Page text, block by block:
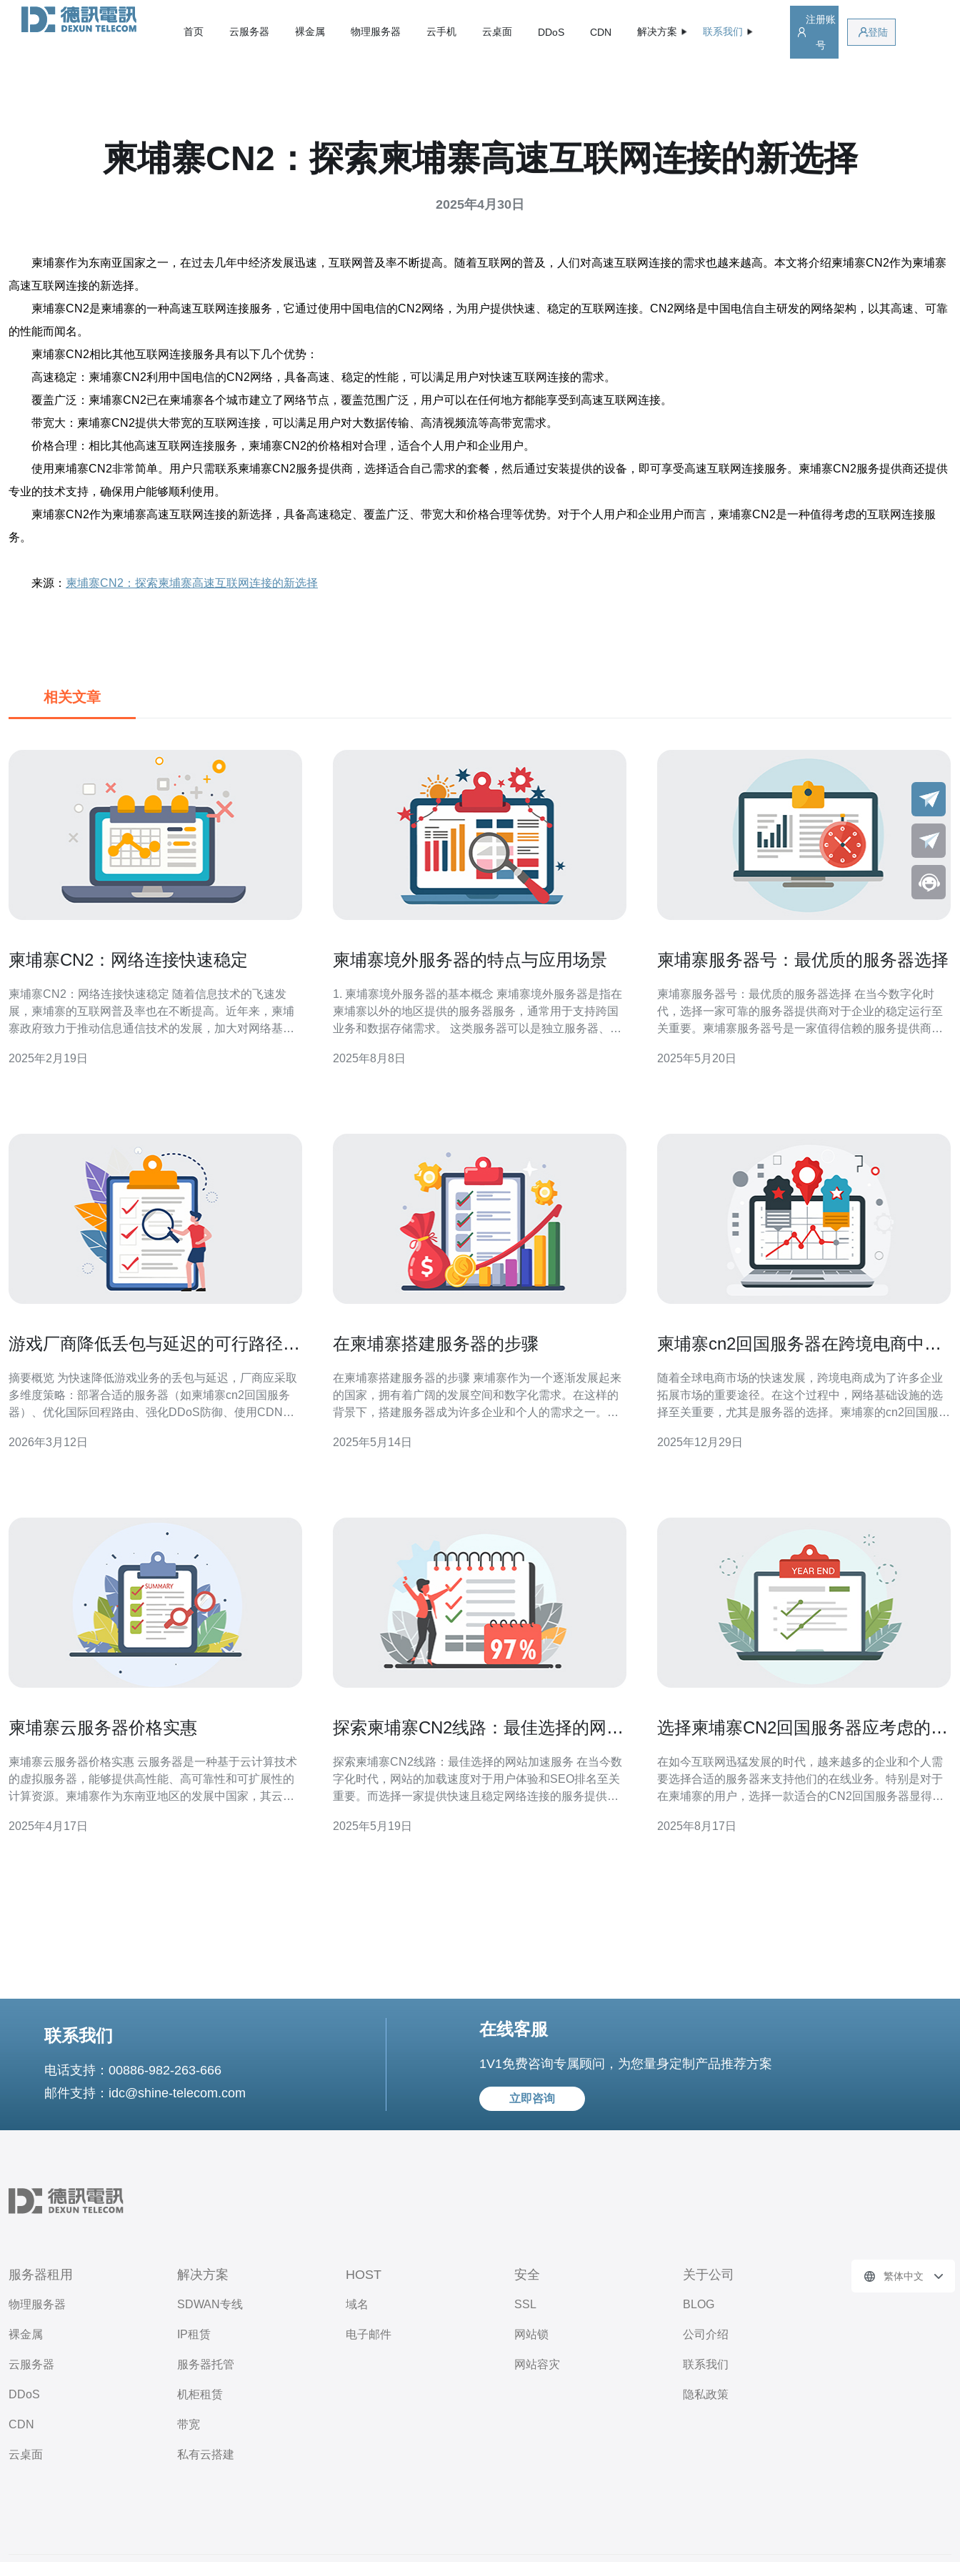
首页 云服务器 裸金属 物理服务器 云手机 云桌面 DDoS CDN 解决方案 联系我们
注册账
号
登陆
柬埔寨CN2：探索柬埔寨高速互联网连接的新选择
2025年4月30日
柬埔寨作为东南亚国家之一，在过去几年中经济发展迅速，互联网普及率不断提高。随着互联网的普及，人们对高速互联网连接的需求也越来越高。本文将介绍柬埔寨CN2作为柬埔寨
高速互联网连接的新选择。
柬埔寨CN2是柬埔寨的一种高速互联网连接服务，它通过使用中国电信的CN2网络，为用户提供快速、稳定的互联网连接。CN2网络是中国电信自主研发的网络架构，以其高速、可靠
的性能而闻名。
柬埔寨CN2相比其他互联网连接服务具有以下几个优势：
高速稳定：柬埔寨CN2利用中国电信的CN2网络，具备高速、稳定的性能，可以满足用户对快速互联网连接的需求。
覆盖广泛：柬埔寨CN2已在柬埔寨各个城市建立了网络节点，覆盖范围广泛，用户可以在任何地方都能享受到高速互联网连接。
带宽大：柬埔寨CN2提供大带宽的互联网连接，可以满足用户对大数据传输、高清视频流等高带宽需求。
价格合理：相比其他高速互联网连接服务，柬埔寨CN2的价格相对合理，适合个人用户和企业用户。
使用柬埔寨CN2非常简单。用户只需联系柬埔寨CN2服务提供商，选择适合自己需求的套餐，然后通过安装提供的设备，即可享受高速互联网连接服务。柬埔寨CN2服务提供商还提供
专业的技术支持，确保用户能够顺利使用。
柬埔寨CN2作为柬埔寨高速互联网连接的新选择，具备高速稳定、覆盖广泛、带宽大和价格合理等优势。对于个人用户和企业用户而言，柬埔寨CN2是一种值得考虑的互联网连接服
务。
来源： 柬埔寨CN2：探索柬埔寨高速互联网连接的新选择
相关文章
柬埔寨CN2：网络连接快速稳定
柬埔寨CN2：网络连接快速稳定 随着信息技术的飞速发
展，柬埔寨的互联网普及率也在不断提高。近年来，柬埔
寨政府致力于推动信息通信技术的发展，加大对网络基础
柬埔寨网络连接的重要进展，CN2网络连接的引入使得柬
2025年2月19日
柬埔寨境外服务器的特点与应用场景
1. 柬埔寨境外服务器的基本概念 柬埔寨境外服务器是指在
柬埔寨以外的地区提供的服务器服务，通常用于支持跨国
业务和数据存储需求。 这类服务器可以是独立服务器、虚
活的资源配置和高效的数据传输能力。
2025年8月8日
柬埔寨服务器号：最优质的服务器选择
柬埔寨服务器号：最优质的服务器选择 在当今数字化时
代，选择一家可靠的服务器提供商对于企业的稳定运行至
关重要。柬埔寨服务器号是一家值得信赖的服务提供商，
快速、安全。 柬埔寨服务器号拥有先进的服务器设备和技
2025年5月20日
游戏厂商降低丢包与延迟的可行路径包
摘要概览 为快速降低游戏业务的丢包与延迟，厂商应采取
多维度策略：部署合适的服务器（如柬埔寨cn2回国服务
器）、优化国际回程路由、强化DDoS防御、使用CDN与
通性与安全服务提供商，提供高质量的VPS、机房带宽与
2026年3月12日
在柬埔寨搭建服务器的步骤
在柬埔寨搭建服务器的步骤 柬埔寨作为一个逐渐发展起来
的国家，拥有着广阔的发展空间和数字化需求。在这样的
背景下，搭建服务器成为许多企业和个人的需求之一。本
之前，首先需要确定您需要的服务器类型。根据您的需求
2025年5月14日
柬埔寨cn2回国服务器在跨境电商中的
随着全球电商市场的快速发展，跨境电商成为了许多企业
拓展市场的重要途径。在这个过程中，网络基础设施的选
择至关重要，尤其是服务器的选择。柬埔寨的cn2回国服务
青睐。本文将对其在跨境电商中的应用进行深入分析，包
2025年12月29日
柬埔寨云服务器价格实惠
柬埔寨云服务器价格实惠 云服务器是一种基于云计算技术
的虚拟服务器，能够提供高性能、高可靠性和可扩展性的
计算资源。柬埔寨作为东南亚地区的发展中国家，其云服
吸引国内外用户的重要因素。 相比于其他国家的云服务器
2025年4月17日
探索柬埔寨CN2线路：最佳选择的网站
探索柬埔寨CN2线路：最佳选择的网站加速服务 在当今数
字化时代，网站的加载速度对于用户体验和SEO排名至关
重要。而选择一家提供快速且稳定网络连接的服务提供商
之一，能够提供高速的网络连接，帮助网站实现更快的加
2025年5月19日
选择柬埔寨CN2回国服务器应考虑的关
在如今互联网迅猛发展的时代，越来越多的企业和个人需
要选择合适的服务器来支持他们的在线业务。特别是对于
在柬埔寨的用户，选择一款适合的CN2回国服务器显得尤
的一些关键因素，以帮助您做出明智的决策。 首先，网络
2025年8月17日
联系我们
电话支持：00886-982-263-666
邮件支持：idc@shine-telecom.com
在线客服
1V1免费咨询专属顾问，为您量身定制产品推荐方案
立即咨询
服务器租用
物理服务器
裸金属
云服务器
DDoS
CDN
云桌面
解决方案
SDWAN专线
IP租赁
服务器托管
机柜租赁
带宽
私有云搭建
HOST
域名
电子邮件
安全
SSL
网站锁
网站容灾
关于公司
BLOG
公司介绍
联系我们
隐私政策
繁体中文